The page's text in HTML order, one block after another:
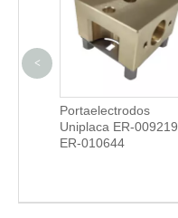
Portaelectrodos
Uniplaca ER-009219
ER-010644
<